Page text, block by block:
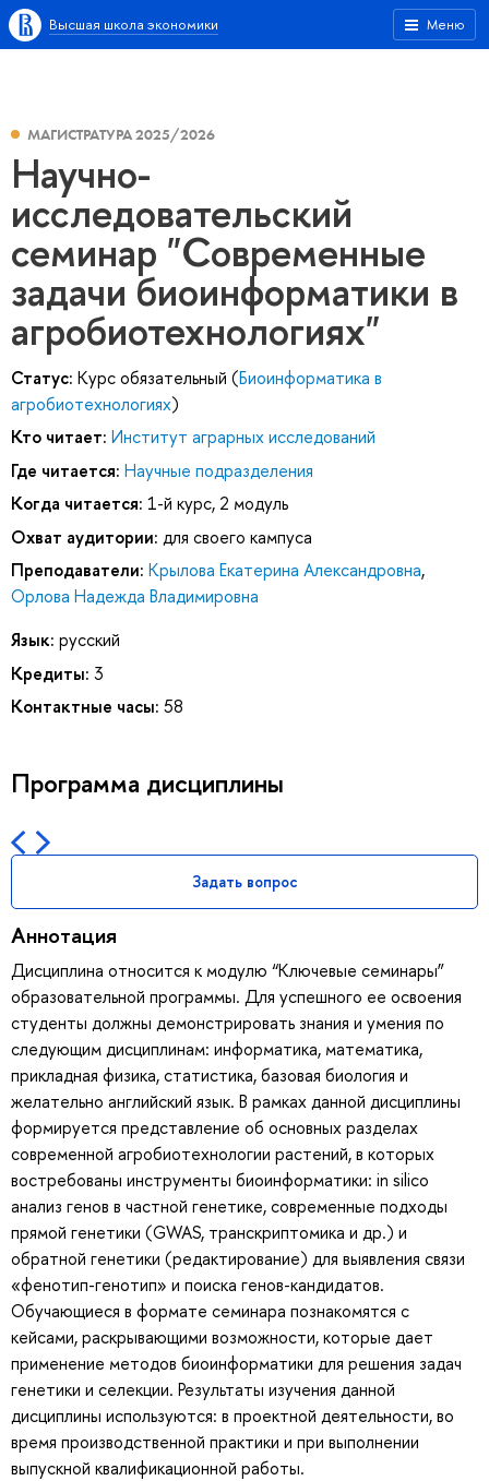
Меню
Высшая школа экономики
МАГИСТРАТУРА 2025/2026
Научно-
исследовательский
семинар "Современные
задачи биоинформатики в
агробиотехнологиях"
Статус: Курс обязательный (Биоинформатика в
агробиотехнологиях)
Кто читает: Институт аграрных исследований
Где читается: Научные подразделения
Когда читается: 1-й курс, 2 модуль
Охват аудитории: для своего кампуса
Преподаватели: Крылова Екатерина Александровна,
Орлова Надежда Владимировна
Язык: русский
Кредиты: 3
Контактные часы: 58
Программа дисциплины
Задать вопрос
Аннотация
Дисциплина относится к модулю “Ключевые семинары”
образовательной программы. Для успешного ее освоения
студенты должны демонстрировать знания и умения по
следующим дисциплинам: информатика, математика,
прикладная физика, статистика, базовая биология и
желательно английский язык. В рамках данной дисциплины
формируется представление об основных разделах
современной агробиотехнологии растений, в которых
востребованы инструменты биоинформатики: in silico
анализ генов в частной генетике, современные подходы
прямой генетики (GWAS, транскриптомика и др.) и
обратной генетики (редактирование) для выявления связи
«фенотип-генотип» и поиска генов-кандидатов.
Обучающиеся в формате семинара познакомятся с
кейсами, раскрывающими возможности, которые дает
применение методов биоинформатики для решения задач
генетики и селекции. Результаты изучения данной
дисциплины используются: в проектной деятельности, во
время производственной практики и при выполнении
выпускной квалификационной работы.